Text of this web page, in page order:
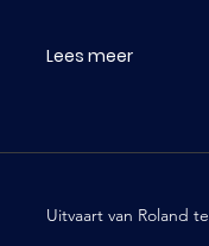
Lees meer
Uitvaart van Roland